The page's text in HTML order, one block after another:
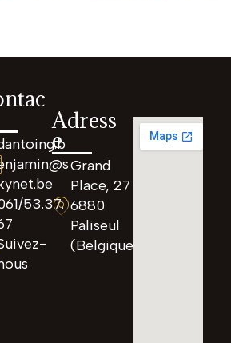
53.37.
Adress
e
Grand
Place, 27
6880
Paliseul
(Belgique)